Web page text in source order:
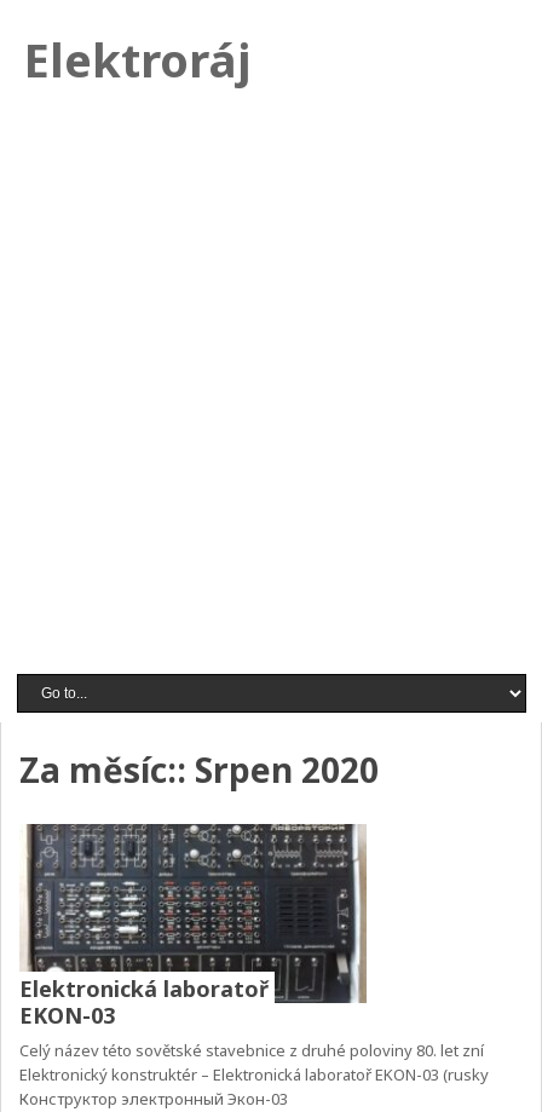
Elektroráj
Za měsíc:: Srpen 2020
Elektronická laboratoř
EKON-03
Celý název této sovětské stavebnice z druhé poloviny 80. let zní
Elektronický konstruktér – Elektronická laboratoř EKON-03 (rusky
Конструктор электронный Экон-03